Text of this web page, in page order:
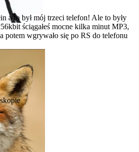
a to był mój trzeci telefon! Ale to były
ściągałeś mocne kilka minut MP3,
potem wgrywało się po RS do telefonu